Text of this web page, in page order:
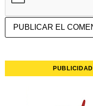
PUBLICIDAD